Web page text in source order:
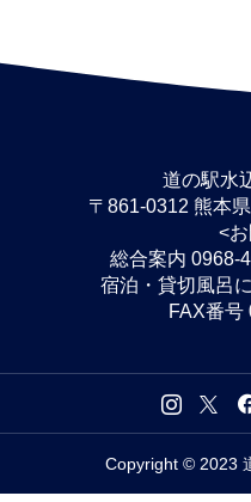
道の駅水
〒861-0312 熊本
<
総合案内 0968-
宿泊・貸切風呂
FAX番号
Copyright © 2023